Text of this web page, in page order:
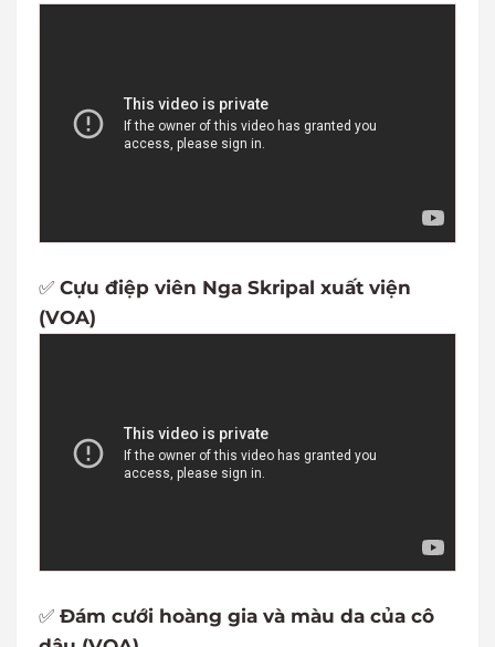
✅ Cựu điệp viên Nga Skripal xuất viện
(VOA)
✅ Đám cưới hoàng gia và màu da của cô